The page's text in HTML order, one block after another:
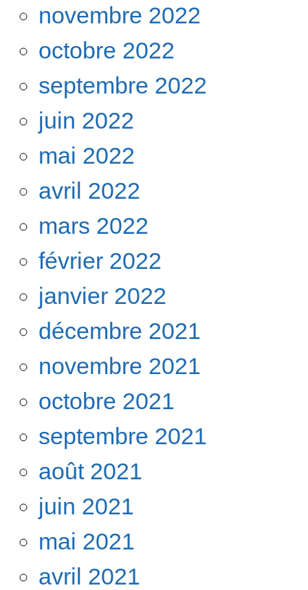
novembre 2022
octobre 2022
septembre 2022
juin 2022
mai 2022
avril 2022
mars 2022
février 2022
janvier 2022
décembre 2021
novembre 2021
octobre 2021
septembre 2021
août 2021
juin 2021
mai 2021
avril 2021